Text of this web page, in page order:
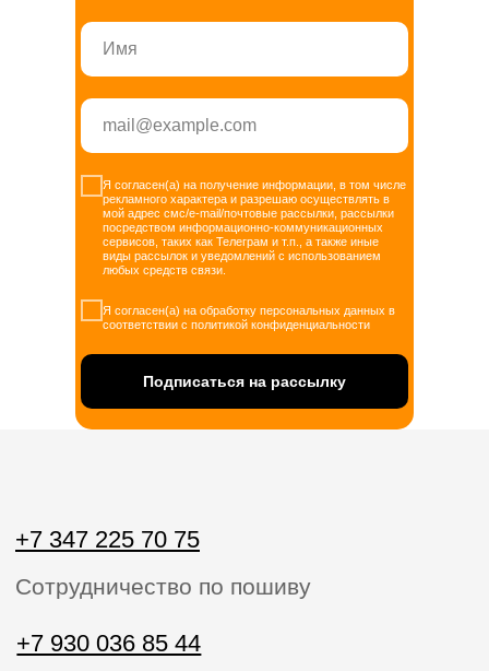
Я согласен(а) на получение информации, в том числе
рекламного характера и разрешаю осуществлять в
мой адрес смс/e-mail/почтовые рассылки, рассылки
посредством информационно-коммуникационных
сервисов, таких как Телеграм и т.п., а также иные
виды рассылок и уведомлений с использованием
любых средств связи.
Я согласен(а) на обработку персональных данных в
соответствии с политикой конфиденциальности
Подписаться на рассылку